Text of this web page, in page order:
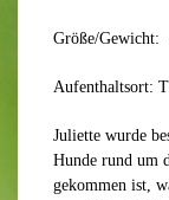
Größe/Gewicht:
Aufenthaltsort:
Juliette wurde
Hunde rund um
gekommen ist,